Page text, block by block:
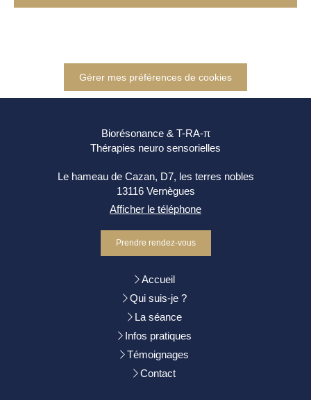
Gérer mes préférences de cookies
Biorésonance & T-RA-π
Thérapies neuro sensorielles
Le hameau de Cazan, D7, les terres nobles
13116 Vernègues
Afficher le téléphone
Prendre rendez-vous
Accueil
Qui suis-je ?
La séance
Infos pratiques
Témoignages
Contact